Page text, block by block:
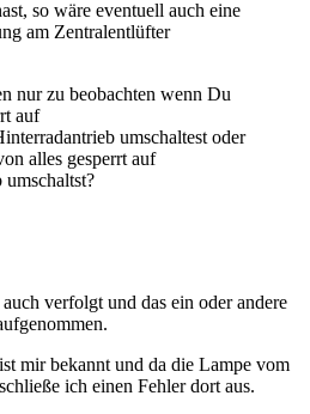
so wäre eventuell auch eine
am Zentralentlüfter
nur zu beobachten wenn Du
auf
umschaltest oder
alles gesperrt auf
verfolgt und das ein oder andere
mir bekannt und da die Lampe vom
ich einen Fehler dort aus.